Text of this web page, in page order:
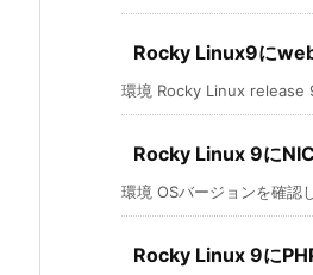
Rocky Linux9に
環境 Rocky Linux release
Rocky Linux 9に
環境 OSバージョンを確
Rocky Linux 9に